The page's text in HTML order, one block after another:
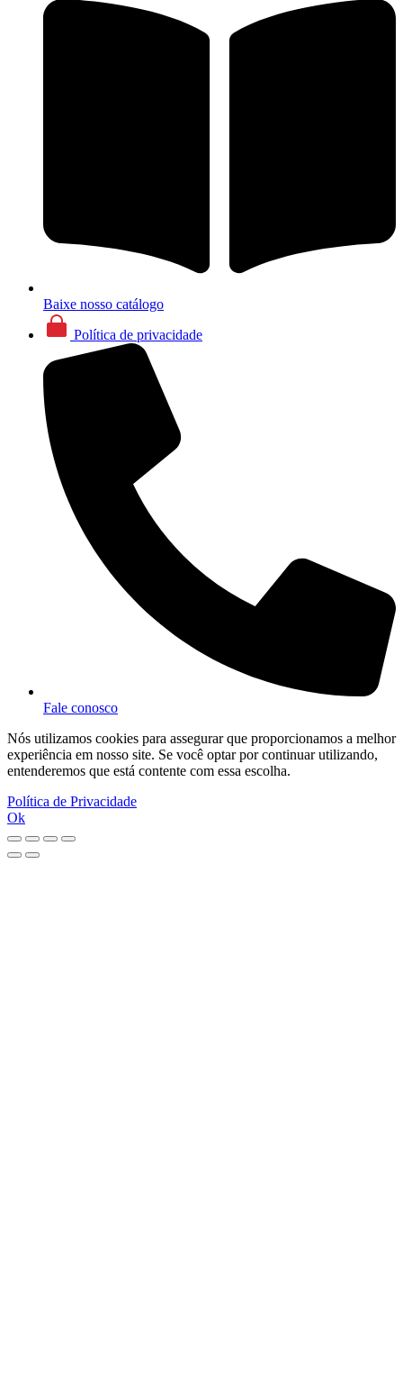
Baixe nosso catálogo
Política de privacidade
Fale conosco
Nós utilizamos cookies para assegurar que proporcionamos a melhor
experiência em nosso site. Se você optar por continuar utilizando,
entenderemos que está contente com essa escolha.
Política de Privacidade
Ok